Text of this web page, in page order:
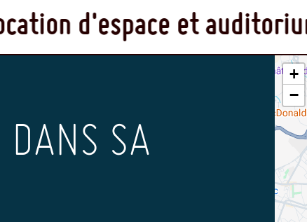
d'espace et auditorium
DANS SA
+
−